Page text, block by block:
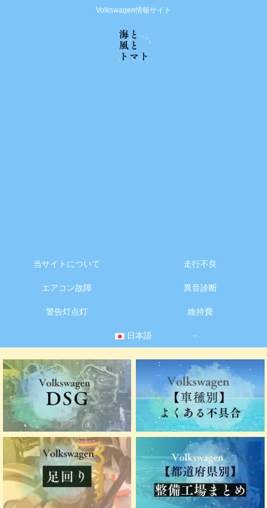
Volkswagen情報サイト
当サイトについて 走行不良
エアコン故障 異音診断
警告灯点灯 維持費
日本語